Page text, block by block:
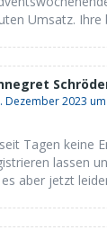
Umsatz. Ihre
Dezember 2023
Tagen keine
lassen
aber jetzt